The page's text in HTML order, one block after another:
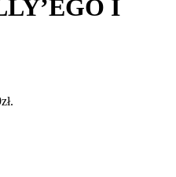
I
zł.